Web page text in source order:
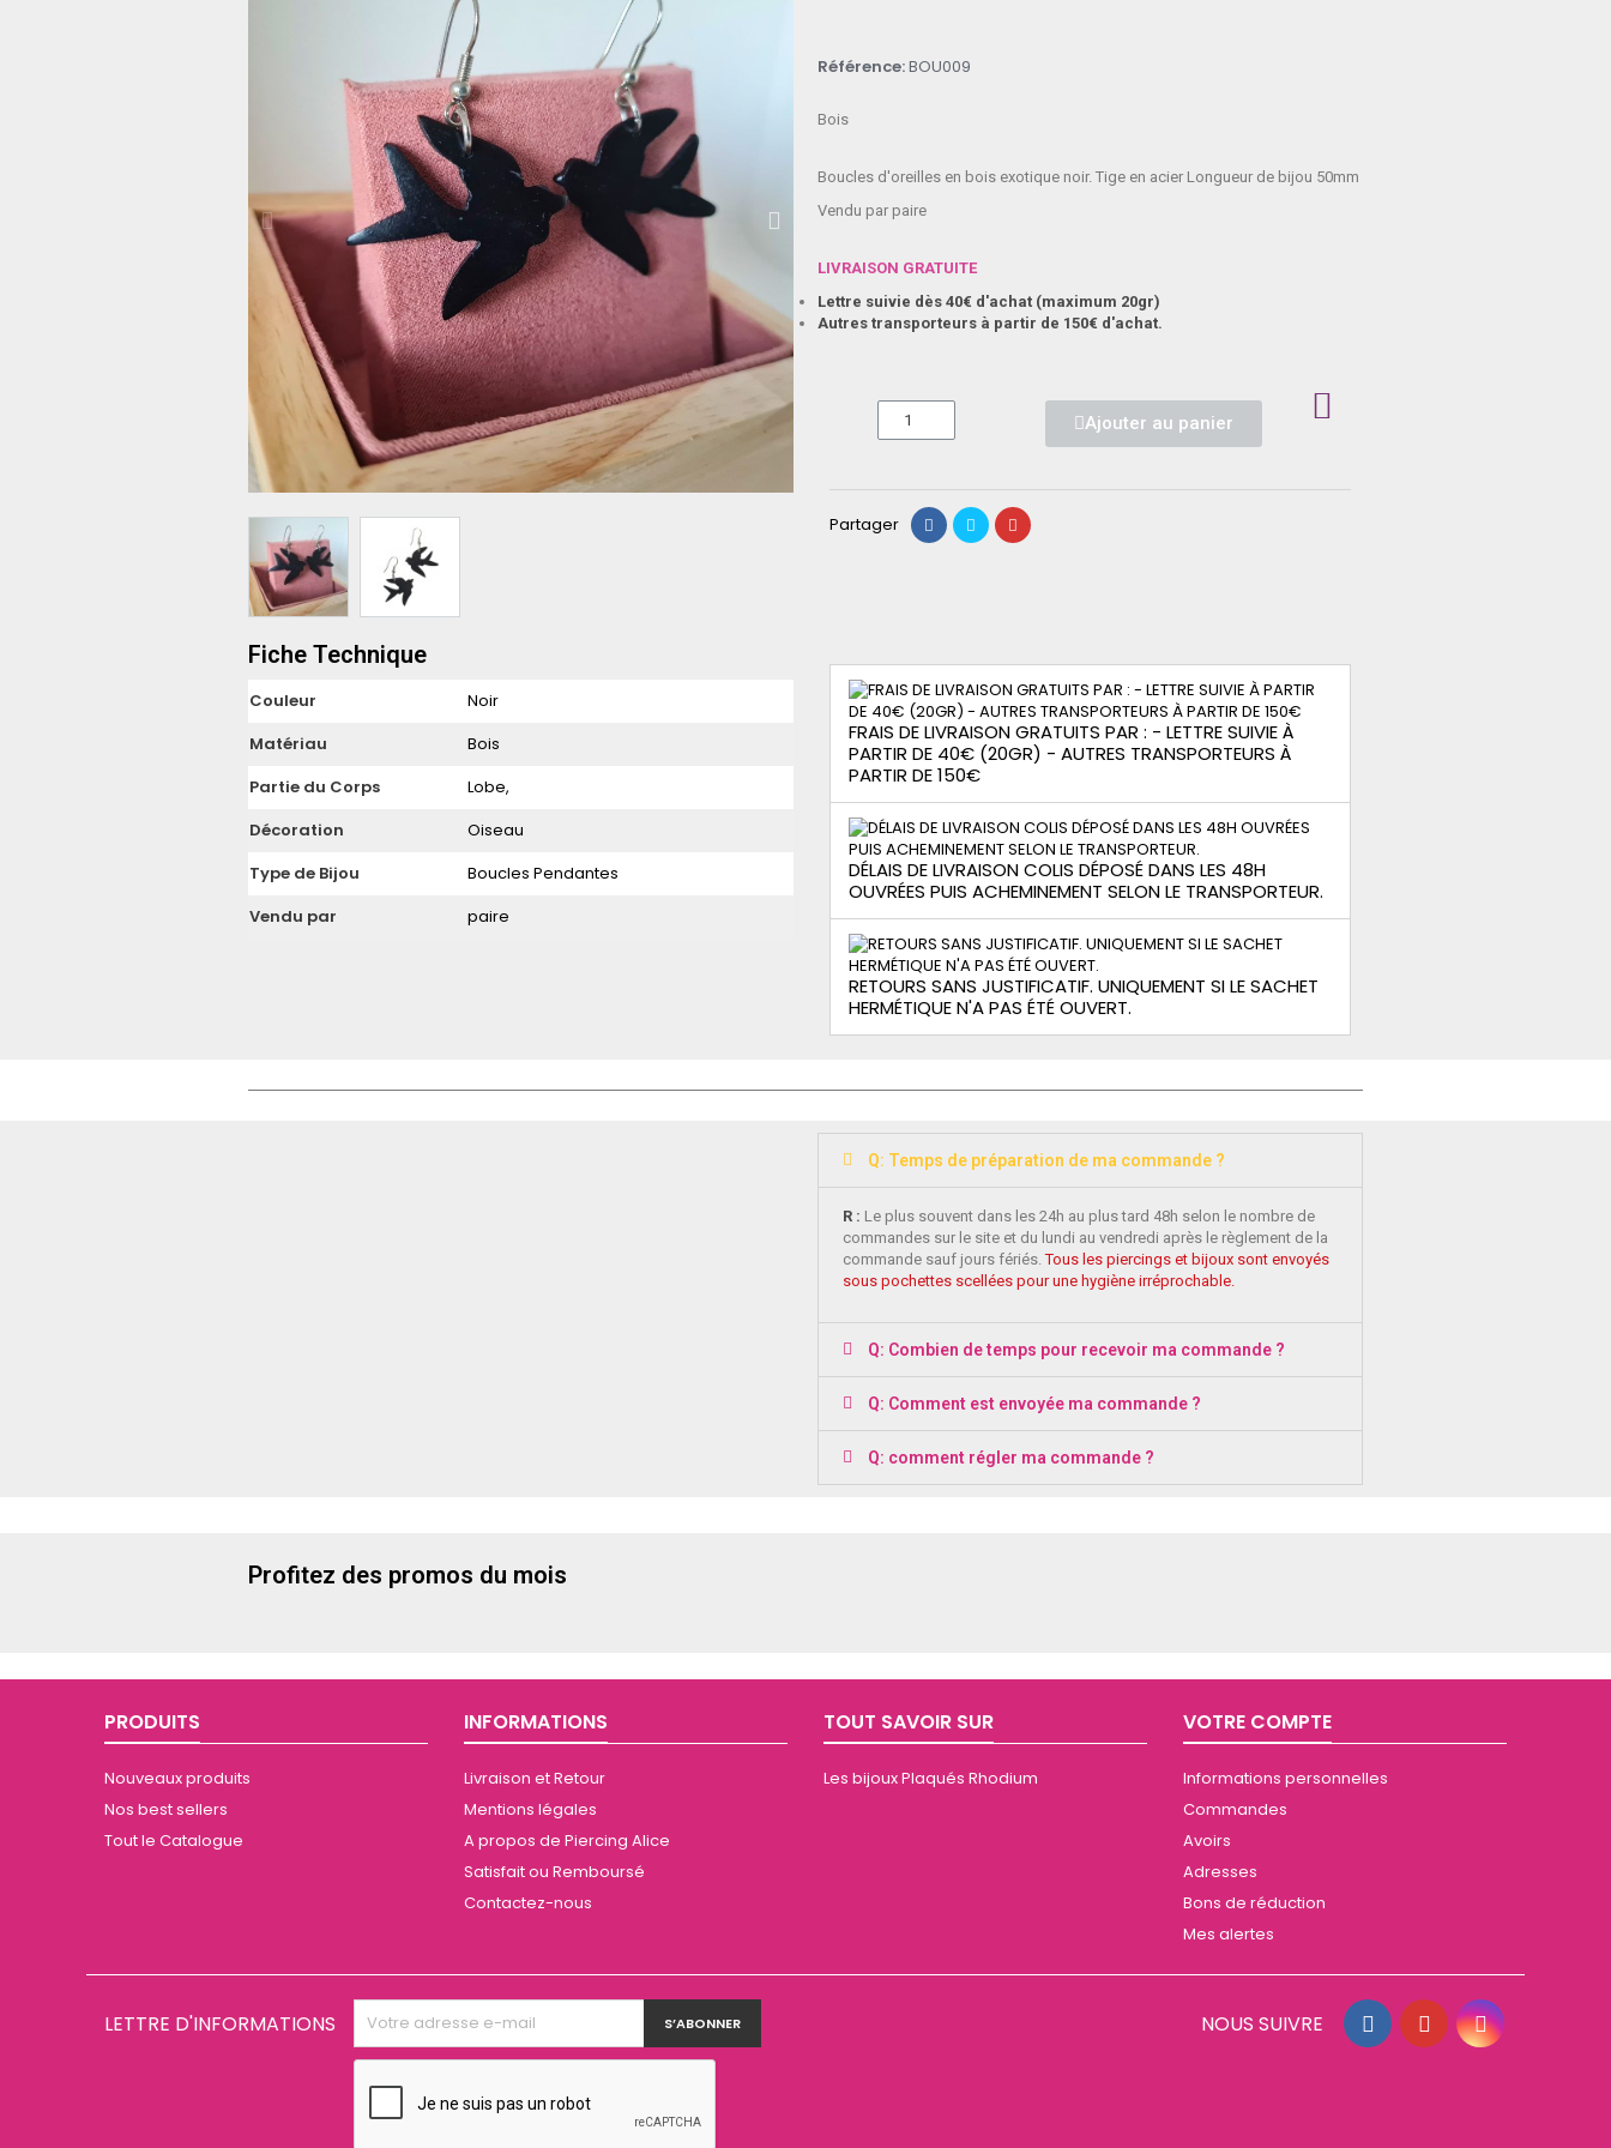
Fiche Technique
Couleur
Noir
Matériau
Bois
Partie du Corps
Lobe,
Décoration
Oiseau
Type de Bijou
Boucles Pendantes
Vendu par
paire
Référence BOU009
Bois
Boucles d'oreilles en bois exotique noir. Tige en acier Longueur de bijou 50mm
Vendu par paire
LIVRAISON GRATUITE
Lettre suivie dès 40€ d'achat (maximum 20gr)
Autres transporteurs à partir de 150€ d'achat.
Ajouter au panier
Partager
FRAIS DE LIVRAISON GRATUITS PAR : - LETTRE SUIVIE À
PARTIR DE 40€ (20GR) - AUTRES TRANSPORTEURS À
PARTIR DE 150€
DÉLAIS DE LIVRAISON COLIS DÉPOSÉ DANS LES 48H
OUVRÉES PUIS ACHEMINEMENT SELON LE TRANSPORTEUR.
RETOURS SANS JUSTIFICATIF. UNIQUEMENT SI LE SACHET
HERMÉTIQUE N'A PAS ÉTÉ OUVERT.
Q: Temps de préparation de ma commande ?
R : Le plus souvent dans les 24h au plus tard 48h selon le nombre de
commandes sur le site et du lundi au vendredi après le règlement de la
commande sauf jours fériés.Tous les piercings et bijoux sont envoyés
sous pochettes scellées pour une hygiène irréprochable.
Q: Combien de temps pour recevoir ma commande ?
Q: Comment est envoyée ma commande ?
Q: comment régler ma commande ?
Profitez des promos du mois
PRODUITS
Nouveaux produits
Nos best sellers
Tout le Catalogue
INFORMATIONS
Livraison et Retour
Mentions légales
A propos de Piercing Alice
Satisfait ou Remboursé
Contactez-nous
TOUT SAVOIR SUR
Les bijoux Plaqués Rhodium
VOTRE COMPTE
Informations personnelles
Commandes
Avoirs
Adresses
Bons de réduction
Mes alertes
LETTRE D'INFORMATIONS NOUS SUIVRE